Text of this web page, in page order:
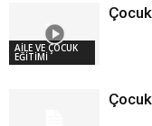
AİLE VE ÇOCUK
EĞİTİMİ